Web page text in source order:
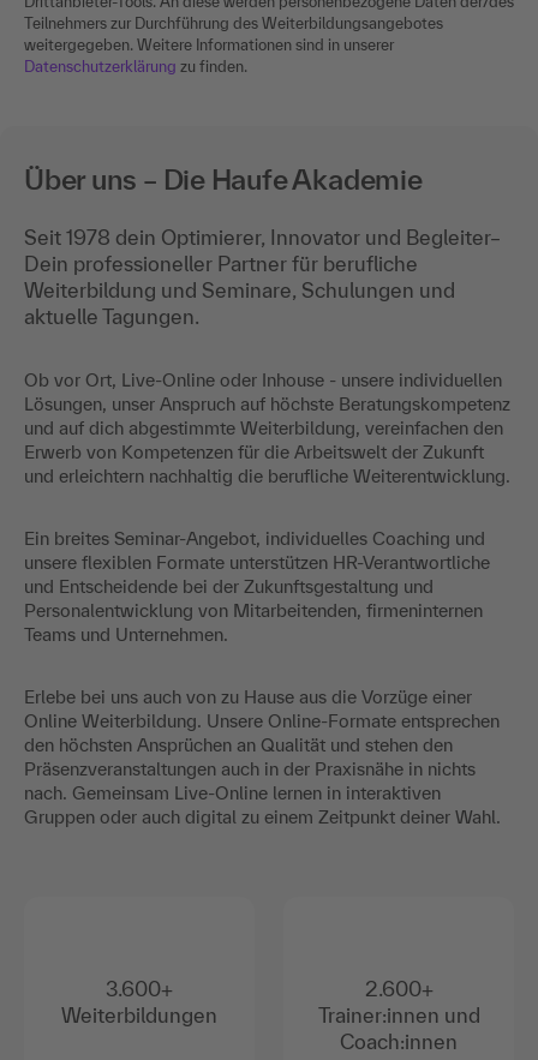
Teilnehmers zur Durchführung des Weiterbildungsangebotes
weitergegeben. Weitere Informationen sind in unserer
Datenschutzerklärung zu finden.
Über uns – Die Haufe Akademie
Seit 1978 dein Optimierer, Innovator und Begleiter–
Dein professioneller Partner für berufliche
Weiterbildung und Seminare, Schulungen und
aktuelle Tagungen.
Ob vor Ort, Live-Online oder Inhouse - unsere individuellen
Lösungen, unser Anspruch auf höchste Beratungskompetenz
und auf dich abgestimmte Weiterbildung, vereinfachen den
Erwerb von Kompetenzen für die Arbeitswelt der Zukunft
und erleichtern nachhaltig die berufliche Weiterentwicklung.
Ein breites Seminar-Angebot, individuelles Coaching und
unsere flexiblen Formate unterstützen HR-Verantwortliche
und Entscheidende bei der Zukunftsgestaltung und
Personalentwicklung von Mitarbeitenden, firmeninternen
Teams und Unternehmen.
Erlebe bei uns auch von zu Hause aus die Vorzüge einer
Online Weiterbildung. Unsere Online-Formate entsprechen
den höchsten Ansprüchen an Qualität und stehen den
Präsenzveranstaltungen auch in der Praxisnähe in nichts
nach. Gemeinsam Live-Online lernen in interaktiven
Gruppen oder auch digital zu einem Zeitpunkt deiner Wahl.
3.600+
Weiterbildungen
2.600+
Trainer:innen und
Coach:innen